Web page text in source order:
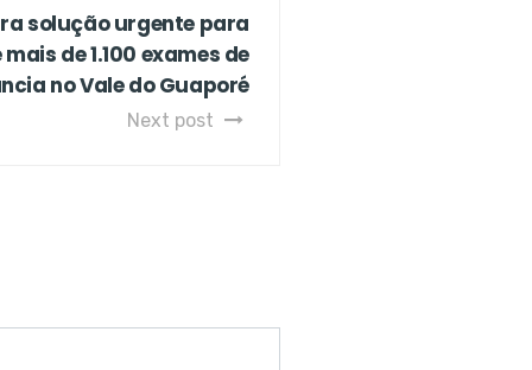
solução urgente para
de 1.100 exames de
no Vale do Guaporé
Next post